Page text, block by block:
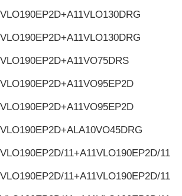
11+A11VLO190EP2D/11
11+A11VLO190EP2D/11